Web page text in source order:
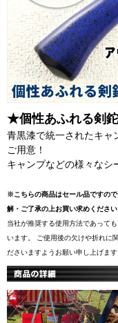
★個性あふれる剣
青黒漆で統一されたキャ
ご用意！
キャンプなどの様々なシ
※こちらの商品はセール品ですの
解・ご了承の上お買い求めください
当社が推奨する使用方法であって
います。 ご使用後の欠けや折れに
ださいますようお願い申し上げます